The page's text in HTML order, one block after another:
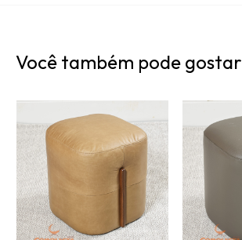
Você também pode gostar